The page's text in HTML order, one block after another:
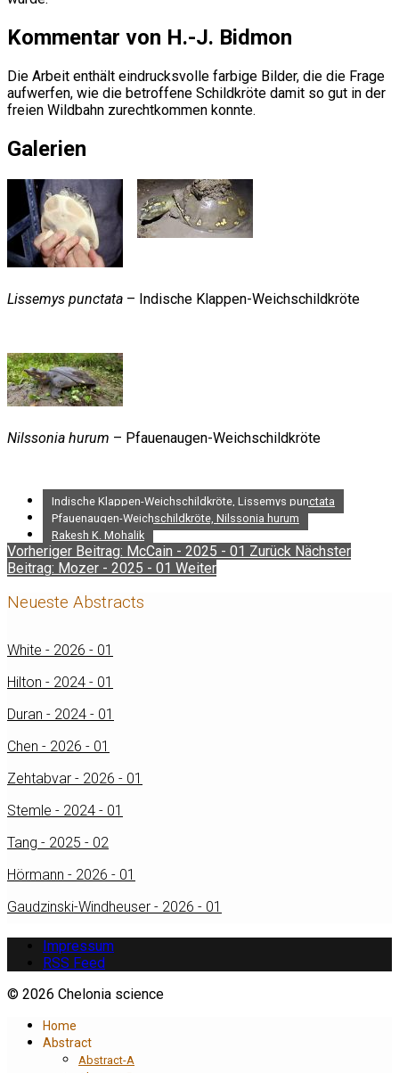
Kommentar von H.-J. Bidmon
Die Arbeit enthält eindrucksvolle farbige Bilder, die die Frage
aufwerfen, wie die betroffene Schildkröte damit so gut in der
freien Wildbahn zurechtkommen konnte.
Galerien
Lissemys punctata – Indische Klappen-Weichschildkröte
Nilssonia hurum – Pfauenaugen-Weichschildkröte
Indische Klappen-Weichschildkröte, Lissemys punctata
Pfauenaugen-Weichschildkröte, Nilssonia hurum
Rakesh K. Mohalik
Vorheriger Beitrag: McCain - 2025 - 01 Zurück Nächster
Beitrag: Mozer - 2025 - 01 Weiter
Neueste Abstracts
White - 2026 - 01
Hilton - 2024 - 01
Duran - 2024 - 01
Chen - 2026 - 01
Zehtabvar - 2026 - 01
Stemle - 2024 - 01
Tang - 2025 - 02
Hörmann - 2026 - 01
Gaudzinski-Windheuser - 2026 - 01
Impressum
RSS Feed
© 2026 Chelonia science
Home
Abstract
Abstract-A